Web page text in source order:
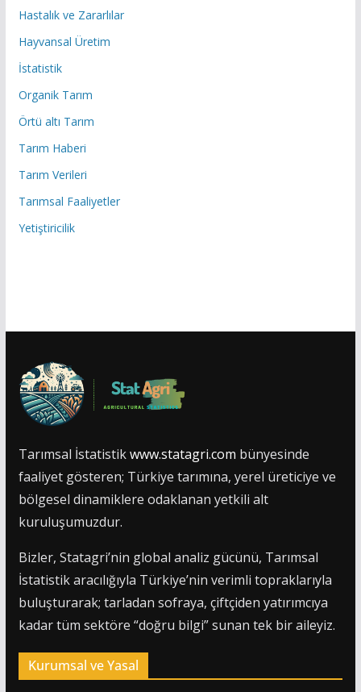
Hastalık ve Zararlılar
Hayvansal Üretim
İstatistik
Organik Tarım
Örtü altı Tarım
Tarım Haberi
Tarım Verileri
Tarımsal Faaliyetler
Yetiştiricilik
Tarımsal İstatistikwww.statagri.com bünyesinde
faaliyet gösteren; Türkiye tarımına, yerel üreticiye ve
bölgesel dinamiklere odaklanan yetkili alt
kuruluşumuzdur.
Bizler, Statagri’nin global analiz gücünü, Tarımsal
İstatistik aracılığıyla Türkiye’nin verimli topraklarıyla
buluşturarak; tarladan sofraya, çiftçiden yatırımcıya
kadar tüm sektöre “doğru bilgi” sunan tek bir aileyiz.
Kurumsal ve Yasal